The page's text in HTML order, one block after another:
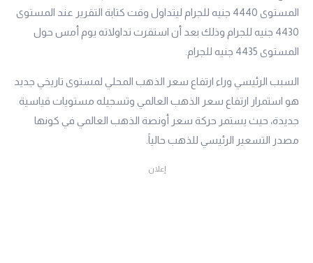
المستوى 4440 جنيه للجرام ليتداول وقت كتابة التقرير عند المستوى
4430 جنيه للجرام وذلك بعد أن استقرت تداولاته يوم أمس حول
المستوى 4435 جنيه للجرام.
السبب الرئيسي وراء ارتفاع سعر الذهب المحلي لمستوى تاريخي جديد
هو استمرار ارتفاع سعر الذهب العالمي وتسجيله مستويات قياسية
جديدة، حيث يستمر حركة سعر أونصة الذهب العالمي في كونها
مصدر التسعير الرئيسي للذهب حالياً.
إعلان